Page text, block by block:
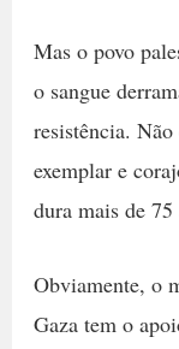
Mas o povo
o sangue
resistência.
exemplar e
dura mais de 75
Obviamente, o
Gaza tem o